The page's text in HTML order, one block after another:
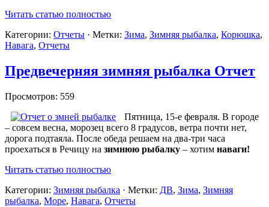
Читать статью полностью
Категории: Отчеты · Метки: Зима, Зимняя рыбалка, Корюшка,
Навага, Отчеты
Предвечерняя зимняя рыбалка Отчет
Просмотров: 559
Пятница, 15-е февраля. В городе
– совсем весна, морозец всего 8 градусов, ветра почти нет,
дорога подтаяла. После обеда решаем на два-три часа
проехаться в Речицу на зимнюю рыбалку – хотим наваги!
Читать статью полностью
Категории: Зимняя рыбалка · Метки: ДВ, Зима, Зимняя
рыбалка, Море, Навага, Отчеты